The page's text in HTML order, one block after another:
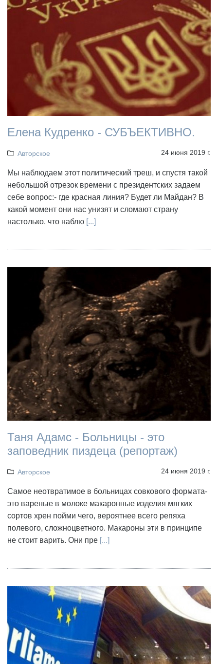
Елена Кудренко - СУБЪЕКТИВНО.
Авторское 24 июня 2019 г.
Мы наблюдаем этот политический треш, и спустя такой
небольшой отрезок времени с президентских задаем
себе вопрос:- где красная линия? Будет ли Майдан? В
какой момент они нас унизят и сломают страну
настолько, что наблю [...]
Таня Адамс - Больницы - это
заповедник пиздеца (репортаж)
Авторское 24 июня 2019 г.
Самое неотвратимое в больницах совкового формата-
это вареные в молоке макаронные изделия мягких
сортов хрен пойми чего, вероятнее всего репяха
полевого, сложноцветного. Макароны эти в принципе
не стоит варить. Они пре [...]